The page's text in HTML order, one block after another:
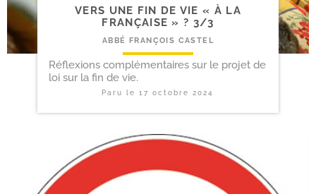
VERS UNE FIN DE VIE « À LA
FRANÇAISE » ? 3/​3
ABBÉ FRANÇOIS CASTEL
Réflexions complémentaires sur le projet de
loi sur la fin de vie.
Paru le17 octobre 2024